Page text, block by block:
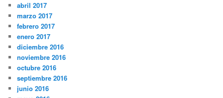
abril 2017
marzo 2017
febrero 2017
enero 2017
diciembre 2016
noviembre 2016
octubre 2016
septiembre 2016
junio 2016